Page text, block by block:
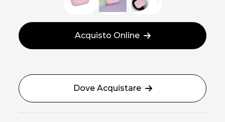
Acquisto Online
Dove Acquistare